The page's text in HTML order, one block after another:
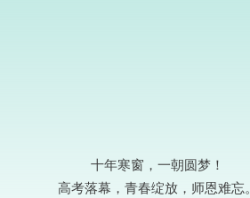
十年寒窗，一朝圆梦！
高考落幕，青春绽放，师恩难忘。